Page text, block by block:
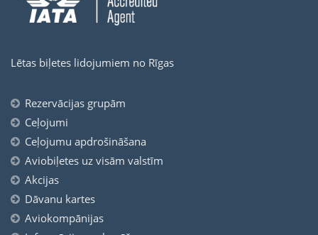
Lētas biļetes lidojumiem no Rīgas
Rezervācijas grupām
Ceļojumi
Ceļojumu apdrošināšana
Aviobiļetes uz visām valstīm
Akcijas
Dāvanu kartes
Aviokompānijas